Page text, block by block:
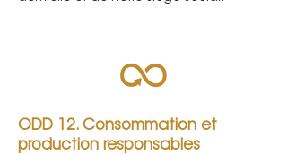
ODD 12. Consommation et
production responsables